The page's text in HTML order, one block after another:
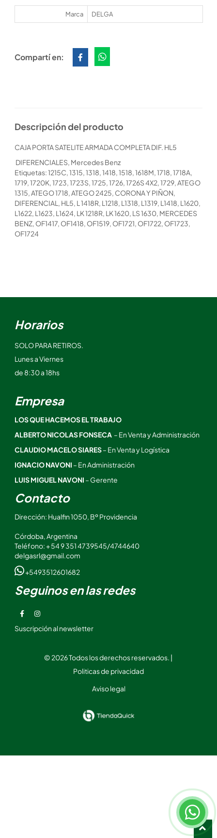
Marca DELGA
Compartí en:
Descripción del producto
CAJA PORTA SATELITE ARMADA COMPLETA DIF. HL5
DIFERENCIALES, Mercedes Benz
Etiquetas: 1215C, 1315, 1318, 1418, 1518, 1618M, 1718, 1718A,
1719, 1720K, 1723, 1723S, 1725, 1726, 1726S 4X2, 1729, ATEGO
1315, ATEGO 1718, ATEGO 2425, CORONA Y PIÑON,
DIFERENCIAL, HL5, L 1418R, L1218, L1318, L1319, L1418, L1620,
L1622, L1623, L1624, LK 1218R, LK 1620, LS 1630, MERCEDES
BENZ, OF1417, OF1418, OF1519, OF1721, OF1722, OF1723,
OF1724
Horarios
SOLO PARA RETIROS.
Lunes a Viernes
de 8:30 a 18hs
Empresa
LOS QUE HACEMOS EL TRABAJO
ALBERTO NICOLAS FONSECA – En Venta y Administración
CLAUDIO MACELO SIARES– En Venta y Logística
IGNACIO NAVONI – En Administración
LUIS MIGUEL NAVONI – Gerente
Contacto
Dirección: Hualfin 1050, Bº Providencia
Córdoba, Argentina
Teléfono: + 54 9 351 4739545/4744640
delgasrl@gmail.com
+5493512601682
Seguinos en las redes
Suscripción al newsletter
© 2026 Todos los derechos reservados. |
Politicas de privacidad
Aviso legal